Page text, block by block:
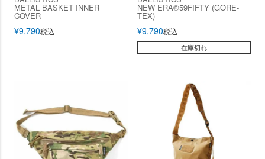
METAL BASKET INNER
COVER
¥9,790税込
NEW ERA®︎59FIFTY (GORE-
TEX)
¥9,790税込
在庫切れ